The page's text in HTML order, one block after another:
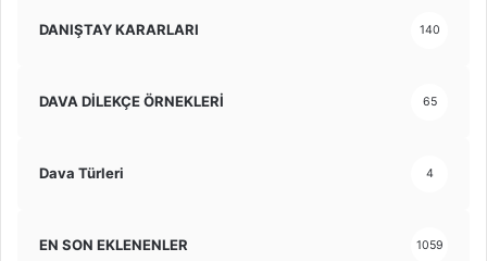
DANIŞTAY KARARLARI 140
DAVA DİLEKÇE ÖRNEKLERİ 65
Dava Türleri 4
EN SON EKLENENLER 1059